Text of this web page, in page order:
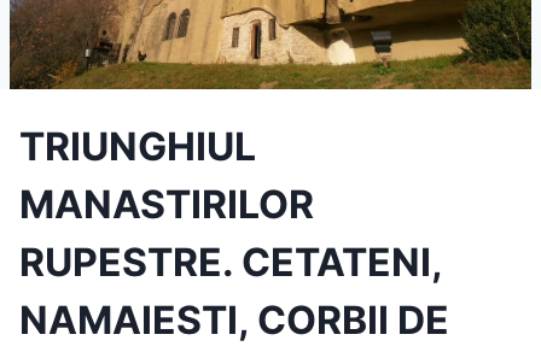
TRIUNGHIUL
MANASTIRILOR
RUPESTRE. CETATENI,
NAMAIESTI, CORBII DE